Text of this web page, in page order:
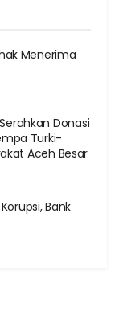
Menerima
Donasi
Turki-
Aceh Besar
Bank